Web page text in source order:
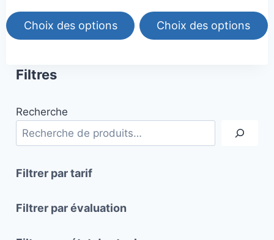
produit
produit
5,00€
Choix des options
variations.
Les
options
être
sur
5,00€
à
12,00€
Choix des options
options
Filtres
Recherche
Filtrer par tarif
Filtrer par évaluation